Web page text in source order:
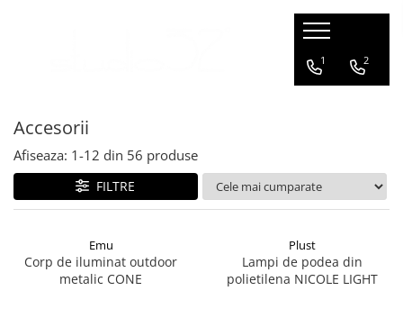
Canapele
Comode
Console TV
Fotolii
Mese
Scaune bar
Fotolii
Canapele
Mese
Ghivece de flori
Lampadare
Lampi suspendate
Plafoniere
Veioze
1 2
Accesorii
Afiseaza: 1-12 din 56 produse
FILTRE
Emu
Corp de iluminat outdoor
metalic CONE
Plust
Lampi de podea din
polietilena NICOLE LIGHT